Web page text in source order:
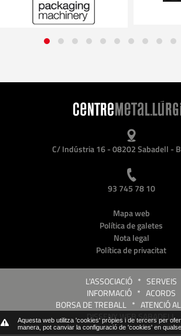
Aquesta web utilitza 'cookies' pròpies i de tercers per
manera, pot canviar la configuració de 'cookies' en
C/ Indústria 16 - 08202 Sabadell -
93 745 78 10
Mapa web
Política de galetes
Nota legal
Política de privacitat
L'ASSOCIACIÓ * SERVEIS
INFORMACIÓ * ACORDS
BORSA DE TREBALL* ATENCIÓ
DISSENY WEB SABADELL